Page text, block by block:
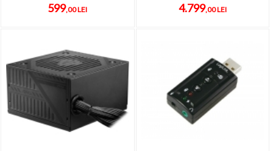
599,00 LEI 4.799,00 LEI